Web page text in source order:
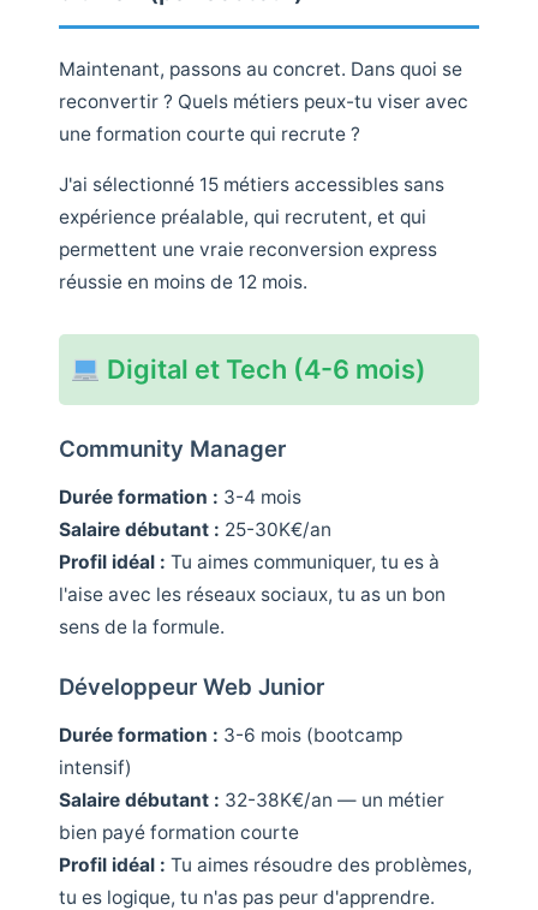
Maintenant, passons au concret. Dans quoi se
reconvertir ? Quels métiers peux-tu viser avec
une formation courte qui recrute ?
J'ai sélectionné 15 métiers accessibles sans
expérience préalable, qui recrutent, et qui
permettent une vraie reconversion express
réussie en moins de 12 mois.
Digital et Tech (4-6 mois)
Community Manager
Durée formation : 3-4 mois
Salaire débutant : 25-30K€/an
Profil idéal : Tu aimes communiquer, tu es à
l'aise avec les réseaux sociaux, tu as un bon
sens de la formule.
Développeur Web Junior
Durée formation : 3-6 mois (bootcamp
intensif)
Salaire débutant : 32-38K€/an — un métier
bien payé formation courte
Profil idéal : Tu aimes résoudre des problèmes,
tu es logique, tu n'as pas peur d'apprendre.